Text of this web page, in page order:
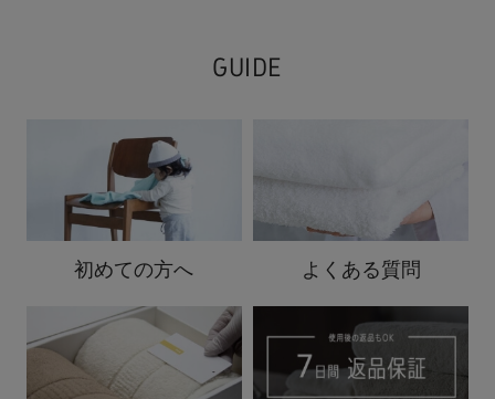
GUIDE
初めての方へ よくある質問